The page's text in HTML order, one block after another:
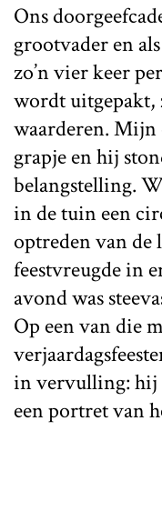
Ons
grootvader en
zo’n vier keer
wordt uitgepakt,
waarderen. Mijn
grapje en hij
belangstelling.
in de tuin een
optreden van de
feestvreugde in
avond was
Op een van die
in vervulling: hij
een portret van